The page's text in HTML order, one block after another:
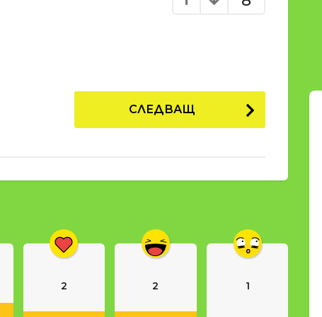
СЛЕДВАЩ
2 2 1